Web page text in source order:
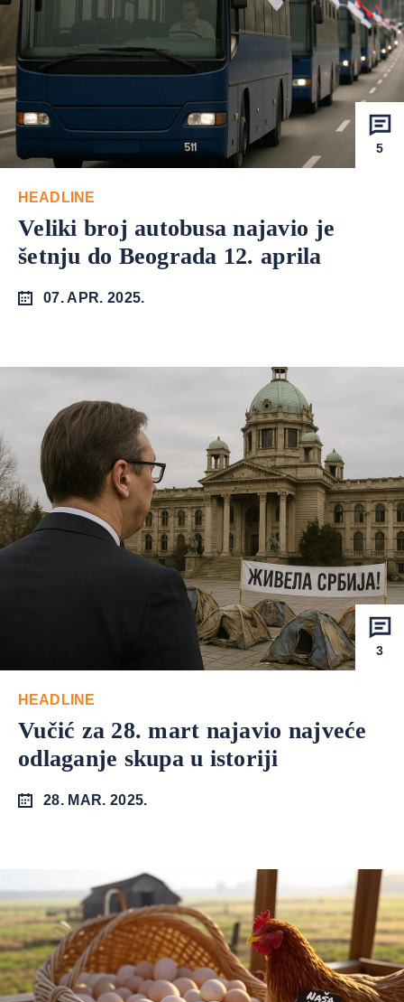
5
HEADLINE
Veliki broj autobusa najavio je
šetnju do Beograda 12. aprila
07. APR. 2025.
3
HEADLINE
Vučić za 28. mart najavio najveće
odlaganje skupa u istoriji
28. MAR. 2025.